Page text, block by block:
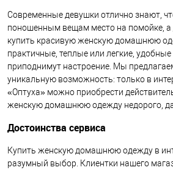
Современные девушки отлично знают,
поношенным вещам место на помойке, а
купить красивую женскую домашнюю
практичные, теплые или легкие,
приподнимут настроение. Мы
уникальную возможность: только в
«Оптуха» можно приобрести
женскую домашнюю одежду недорого,
Достоинства сервиса
Купить женскую домашнюю одежду в
разумный выбор. Клиентки нашего